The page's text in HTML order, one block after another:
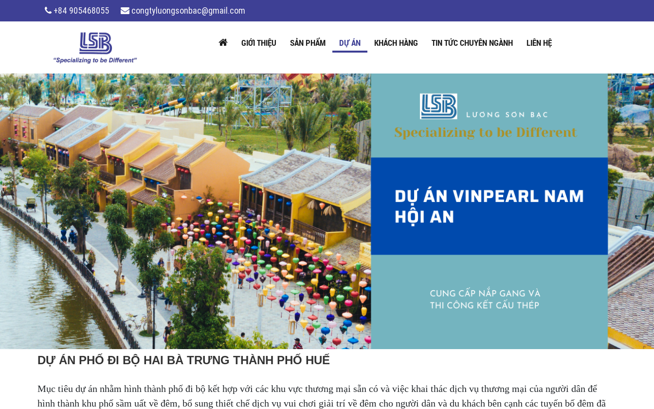
+84 905468055 congtyluongsonbac@gmail.com
GIỚI THIỆU SẢN PHẨM DỰ ÁN KHÁCH HÀNG TIN TỨC CHUYÊN NGÀNH LIÊN HỆ
DỰ ÁN PHỐ ĐI BỘ HAI BÀ TRƯNG THÀNH PHỐ HUẾ
Mục tiêu dự án nhằm hình thành phố đi bộ kết hợp với các khu vực thương mại sẵn có và việc khai thác dịch vụ thương mại của người dân để
hình thành khu phố sầm uất về đêm, bổ sung thiết chế dịch vụ vui chơi giải trí về đêm cho người dân và du khách bên cạnh các tuyến bố đêm đã